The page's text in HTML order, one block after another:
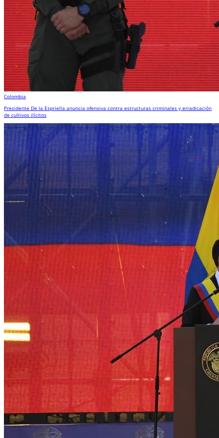
Colombia
Presidente De la Espriella anuncia ofensiva contra estructuras criminales y erradicación
de cultivos ilícitos